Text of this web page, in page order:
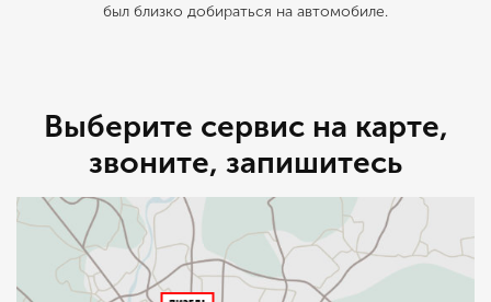
был близко добираться на автомобиле.
Выберите сервис на карте,
звоните, запишитесь